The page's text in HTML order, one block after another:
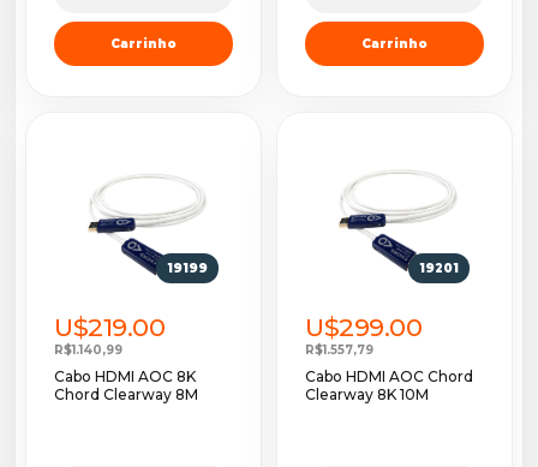
Carrinho Carrinho
19199
U$219.00
R$1.140,99
Cabo HDMI AOC 8K
Chord Clearway 8M
19201
U$299.00
R$1.557,79
Cabo HDMI AOC Chord
Clearway 8K 10M